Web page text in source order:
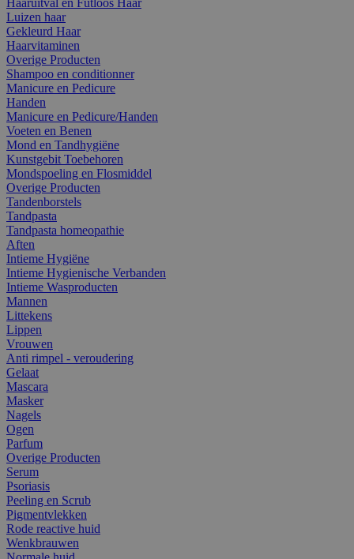
Luizen haar
Gekleurd Haar
Haarvitaminen
Overige Producten
Shampoo en conditionner
Manicure en Pedicure
Handen
Manicure en Pedicure/Handen
Voeten en Benen
Mond en Tandhygiëne
Kunstgebit Toebehoren
Mondspoeling en Flosmiddel
Overige Producten
Tandenborstels
Tandpasta
Tandpasta homeopathie
Aften
Intieme Hygiëne
Intieme Hygienische Verbanden
Intieme Wasproducten
Mannen
Littekens
Lippen
Vrouwen
Anti rimpel - veroudering
Gelaat
Mascara
Masker
Nagels
Ogen
Parfum
Overige Producten
Serum
Psoriasis
Peeling en Scrub
Pigmentvlekken
Rode reactive huid
Wenkbrauwen